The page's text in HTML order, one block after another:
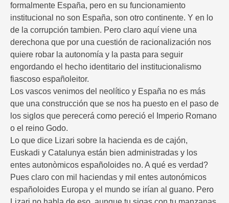
formalmente España, pero en su funcionamiento
institucional no son España, son otro continente. Y en lo
de la corrupción tambien. Pero claro aquí viene una
derechona que por una cuestión de racionalización nos
quiere robar la autonomía y la pasta para seguir
engordando el hecho identitario del institucionalismo
fiascoso españoleitor.
Los vascos venimos del neolítico y España no es más
que una construcción que se nos ha puesto en el paso de
los siglos que perecerá como pereció el Imperio Romano
o el reino Godo.
Lo que dice Lizari sobre la hacienda es de cajón,
Euskadi y Catalunya están bien administradas y los
entes autonòmicos españoloides no. A qué es verdad?
Pues claro con mil haciendas y mil entes autonómicos
españoloides Europa y el mundo se irían al guano. Pero